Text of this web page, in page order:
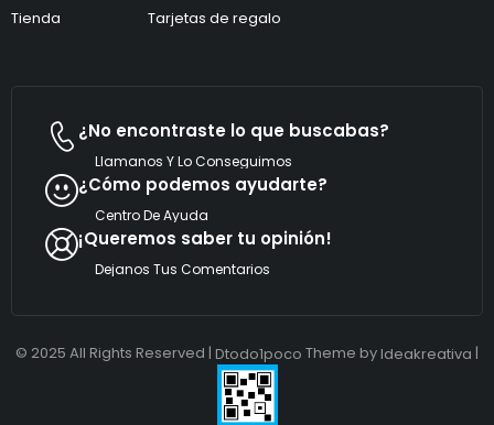
Tienda
Tarjetas de regalo
¿No encontraste lo que buscabas?
Llamanos Y Lo Conseguimos
¿Cómo podemos ayudarte?
Centro De Ayuda
¡Queremos saber tu opinión!
Dejanos Tus Comentarios
© 2025 All Rights Reserved | Dtodo1poco Theme by Ideakreativa |